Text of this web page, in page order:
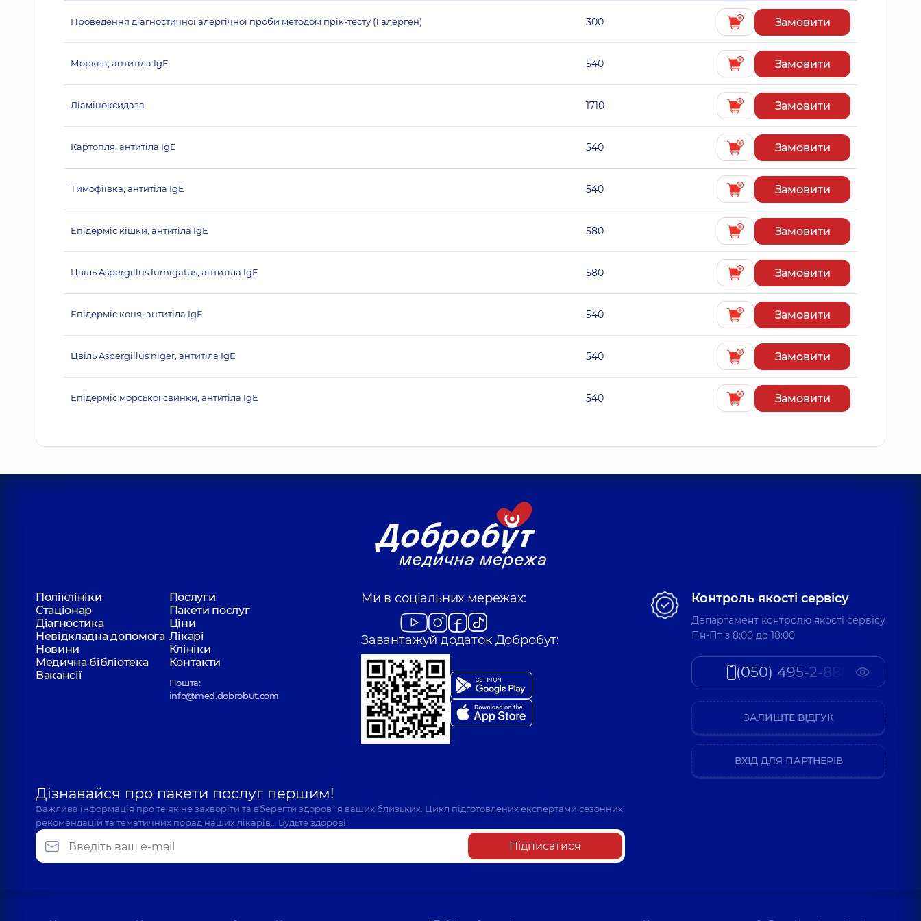
Проведення діагностичної алергічної проби методом прік-тесту (1 алерген) 300 Замовити
Морква, антитіла IgE 540 Замовити
Діаміноксидаза 1710 Замовити
Картопля, антитіла IgE 540 Замовити
Тимофіївка, антитіла IgE 540 Замовити
Епідерміс кішки, антитіла IgE 580 Замовити
Цвіль Aspergillus fumigatus, антитіла IgE 580 Замовити
Епідерміс коня, антитіла IgE 540 Замовити
Цвіль Aspergillus niger, антитіла IgE 540 Замовити
Епідерміс морської свинки, антитіла IgE 540 Замовити
Поліклініки
Послуги
Стаціонар
Пакети послуг
Діагностика
Ціни
Невідкладна допомога Лікарі
Новини
Клініки
Медична бібліотека
Контакти
Вакансії
Пошта:
info@med.dobrobut.com
Ми в соціальних мережах:
Завантажуй додаток Добробут:
Дізнавайся про пакети послуг першим!
Важлива інформація про те як не захворіти та вберегти здоров`я ваших близьких. Цикл підготовлених експертами сезонних
рекомендацій та тематичних порад наших лікарів… Будьте здорові!
Підписатися
Контроль якості сервісу
Департамент контролю якості сервісу
Пн-Пт з 8:00 до 18:00
(050) 495-2-888
ЗАЛИШТЕ ВІДГУК
ВХІД ДЛЯ ПАРТНЕРІВ